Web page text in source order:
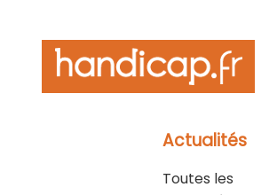
Actualités
Toutes les